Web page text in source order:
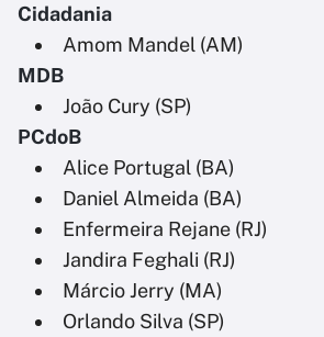
Cidadania
Amom Mandel (AM)
MDB
João Cury (SP)
PCdoB
Alice Portugal (BA)
Daniel Almeida (BA)
Enfermeira Rejane (RJ)
Jandira Feghali (RJ)
Márcio Jerry (MA)
Orlando Silva (SP)